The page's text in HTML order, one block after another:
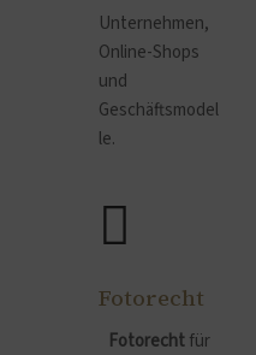
Unternehmen,
Online-Shops
und
Geschäftsmodel
le.
Fotorecht
Fotorechtfür